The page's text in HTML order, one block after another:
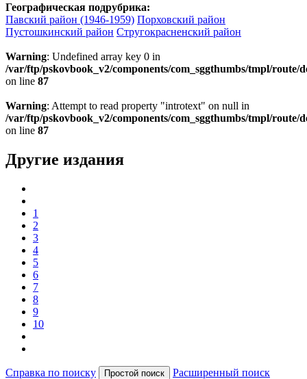
Географическая подрубрика:
Павский район (1946-1959) Порховский район
Пустошкинский район Стругокрасненский район
Warning: Undefined array key 0 in
/var/ftp/pskovbook_v2/components/com_sggthumbs/tmpl/route/
on line 87
Warning: Attempt to read property "introtext" on null in
/var/ftp/pskovbook_v2/components/com_sggthumbs/tmpl/route/
on line 87
Другие издания
1
2
3
4
5
6
7
8
9
10
Справка по поиску
Расширенный поиск